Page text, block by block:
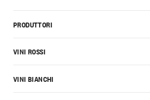
PRODUTTORI
VINI ROSSI
VINI BIANCHI